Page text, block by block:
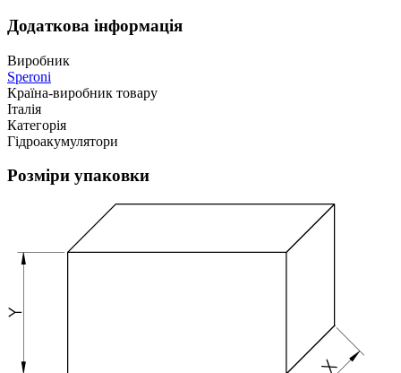
Додаткова інформація
Виробник
Speroni
Країна-виробник товару
Італія
Категорія
Гідроакумулятори
Розміри упаковки